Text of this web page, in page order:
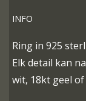
INFO
Ring in 925
Elk detail kan
wit, 18kt geel